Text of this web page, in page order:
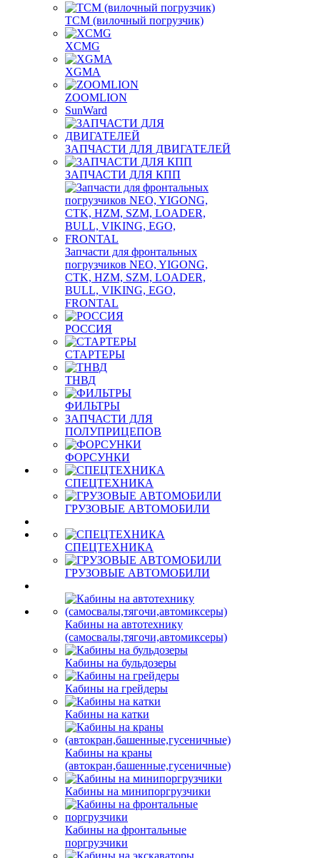
TCM (вилочный погрузчик)
XCMG
XGMA
ZOOMLION
SunWard
ЗАПЧАСТИ ДЛЯ ДВИГАТЕЛЕЙ
ЗАПЧАСТИ ДЛЯ КПП
Запчасти для фронтальных
погрузчиков NEO, YIGONG,
CTK, HZM, SZM, LOADER,
BULL, VIKING, EGO,
FRONTAL
РОССИЯ
СТАРТЕРЫ
ТНВД
ФИЛЬТРЫ
ЗАПЧАСТИ ДЛЯ
ПОЛУПРИЦЕПОВ
ФОРСУНКИ
СПЕЦТЕХНИКА
ГРУЗОВЫЕ АВТОМОБИЛИ
СПЕЦТЕХНИКА
ГРУЗОВЫЕ АВТОМОБИЛИ
Кабины на автотехнику
(самосвалы,тягочи,автомиксеры)
Кабины на бульдозеры
Кабины на грейдеры
Кабины на катки
Кабины на краны
(автокран,башенные,гусеничные)
Кабины на минипоргрузчики
Кабины на фронтальные
поргрузчики